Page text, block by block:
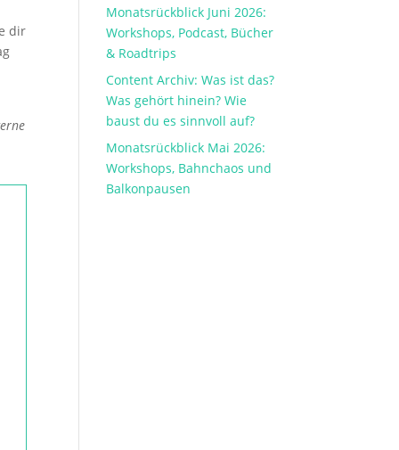
dir
Monatsrückblick Juni 2026:
Workshops, Podcast, Bücher
& Roadtrips
Content Archiv: Was ist das?
Was gehört hinein? Wie
baust du es sinnvoll auf?
Monatsrückblick Mai 2026:
Workshops, Bahnchaos und
Balkonpausen